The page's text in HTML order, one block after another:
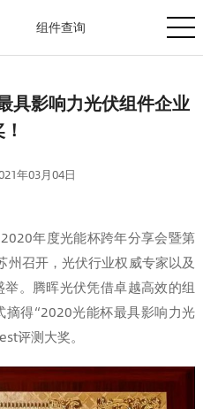
组件查询
具影响力光伏组件企业
年03月04日
年度光能杯跨年分享会暨第
州召开，光伏行业权威专家以及
。腾晖光伏凭借卓越高效的组
得“2020光能杯最具影响力光
评测大奖。